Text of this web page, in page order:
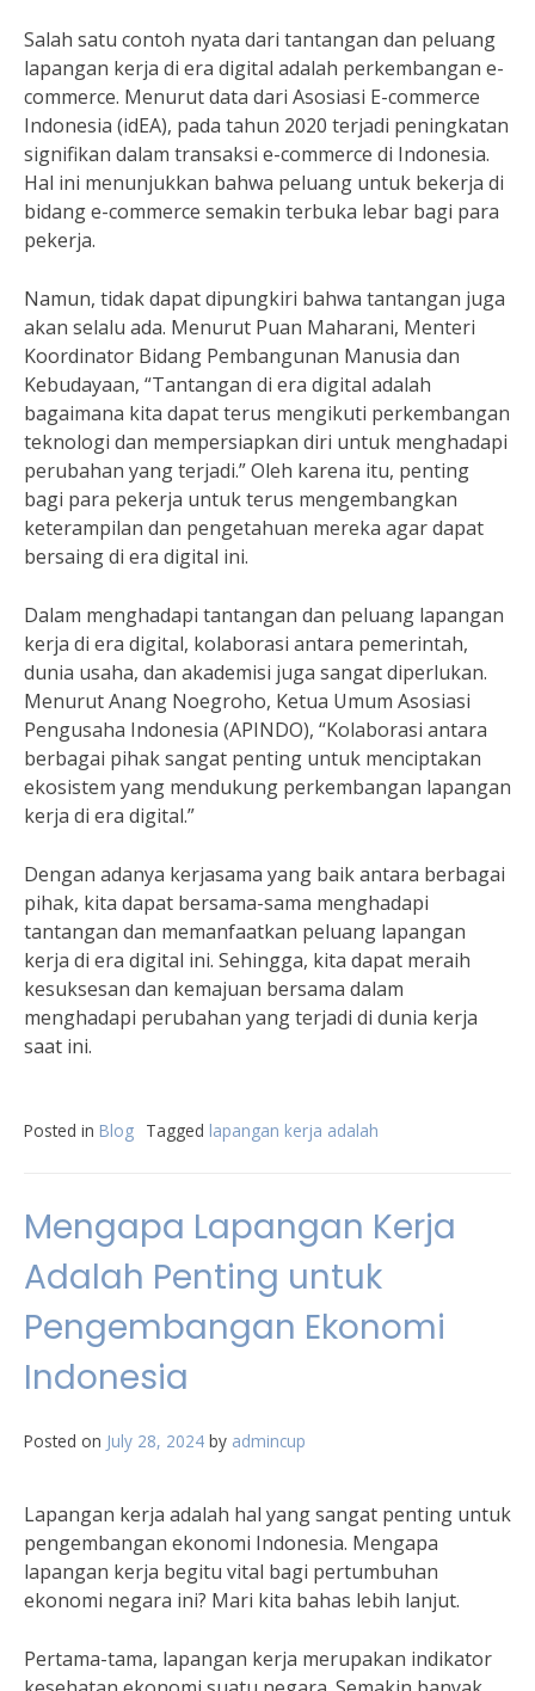
Salah satu contoh nyata dari tantangan dan peluang
lapangan kerja di era digital adalah perkembangan e-
commerce. Menurut data dari Asosiasi E-commerce
Indonesia (idEA), pada tahun 2020 terjadi peningkatan
signifikan dalam transaksi e-commerce di Indonesia.
Hal ini menunjukkan bahwa peluang untuk bekerja di
bidang e-commerce semakin terbuka lebar bagi para
pekerja.
Namun, tidak dapat dipungkiri bahwa tantangan juga
akan selalu ada. Menurut Puan Maharani, Menteri
Koordinator Bidang Pembangunan Manusia dan
Kebudayaan, “Tantangan di era digital adalah
bagaimana kita dapat terus mengikuti perkembangan
teknologi dan mempersiapkan diri untuk menghadapi
perubahan yang terjadi.” Oleh karena itu, penting
bagi para pekerja untuk terus mengembangkan
keterampilan dan pengetahuan mereka agar dapat
bersaing di era digital ini.
Dalam menghadapi tantangan dan peluang lapangan
kerja di era digital, kolaborasi antara pemerintah,
dunia usaha, dan akademisi juga sangat diperlukan.
Menurut Anang Noegroho, Ketua Umum Asosiasi
Pengusaha Indonesia (APINDO), “Kolaborasi antara
berbagai pihak sangat penting untuk menciptakan
ekosistem yang mendukung perkembangan lapangan
kerja di era digital.”
Dengan adanya kerjasama yang baik antara berbagai
pihak, kita dapat bersama-sama menghadapi
tantangan dan memanfaatkan peluang lapangan
kerja di era digital ini. Sehingga, kita dapat meraih
kesuksesan dan kemajuan bersama dalam
menghadapi perubahan yang terjadi di dunia kerja
saat ini.
Posted in Blog Tagged lapangan kerja adalah
Mengapa Lapangan Kerja
Adalah Penting untuk
Pengembangan Ekonomi
Indonesia
Posted on July 28, 2024 by admincup
Lapangan kerja adalah hal yang sangat penting untuk
pengembangan ekonomi Indonesia. Mengapa
lapangan kerja begitu vital bagi pertumbuhan
ekonomi negara ini? Mari kita bahas lebih lanjut.
Pertama-tama, lapangan kerja merupakan indikator